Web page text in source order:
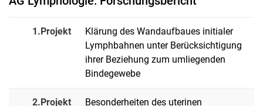
Endocytose, Lipid Metabolismus
1.Projekt
Klärung des Wandaufbaues initialer
Lymphbahnen unter Berücksichtigung
ihrer Beziehung zum umliegenden
Bindegewebe
2.Projekt
Besonderheiten des uterinen